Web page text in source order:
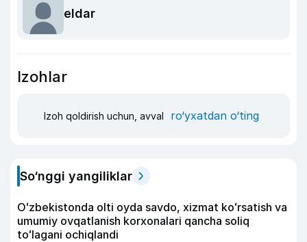
eldar
Izohlar
Izoh qoldirish uchun, avval ro‘yxatdan o‘ting
So‘nggi yangiliklar
Oʻzbekistonda olti oyda savdo, xizmat koʻrsatish va
umumiy ovqatlanish korxonalari qancha soliq
toʻlagani ochiqlandi